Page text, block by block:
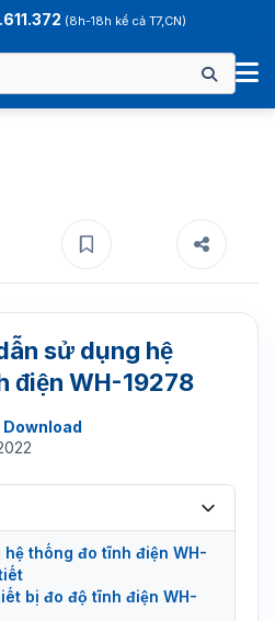
(8h-18h kể cả T7,CN)
sử dụng hệ
điện WH-19278
thống đo tĩnh điện WH-
bị đo độ tĩnh điện WH-